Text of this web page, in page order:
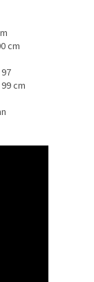
cm
cm